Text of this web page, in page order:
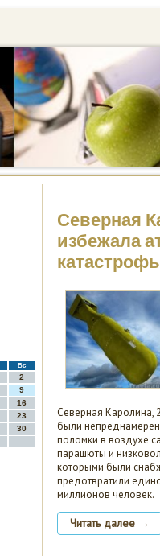
Вс
2
9
16
23
30
Северная
избежала
Северная Каролина,
были
поломки в воздухе
парашюты и
которыми были
предотвратили
миллионов человек.
Читать далее →